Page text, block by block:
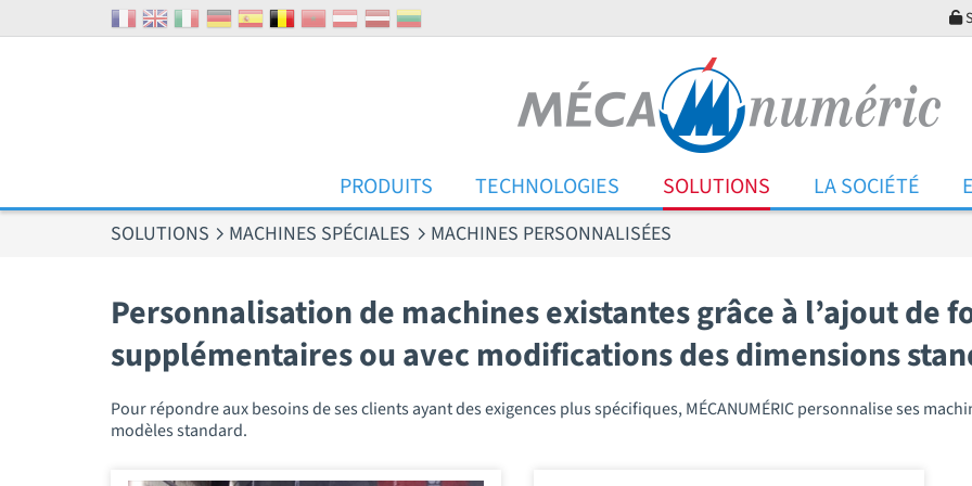
PRODUITS TECHNOLOGIES SOLUTIONS LA SOCIÉTÉ
SOLUTIONS MACHINES SPÉCIALES MACHINES PERSONNALISÉES
Personnalisation de machines existantes grâce à l’ajout de
supplémentaires ou avec modifications des dimensions
Pour répondre aux besoins de ses clients ayant des exigences plus spécifiques, MÉCANUMÉRIC personnalise ses
modèles standard.
Panneau de gestion des cookies